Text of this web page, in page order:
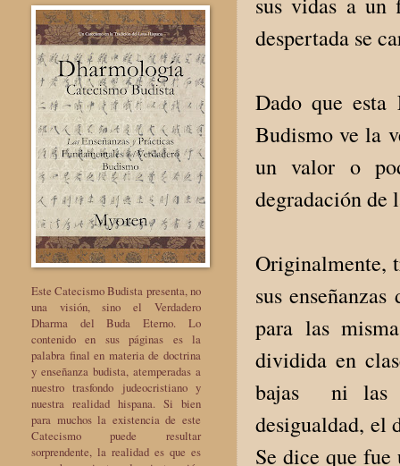
despertada se
Dado que esta
Budismo ve la
un valor o
degradación de
Originalmente,
sus
para las
dividida en
bajas ni las
desigualdad, el
Se dice que
Este Catecismo Budista presenta, no
una visión, sino el Verdadero
Dharma del Buda Eterno. Lo
contenido en sus páginas es la
palabra final en materia de doctrina
y enseñanza budista, atemperadas a
nuestro trasfondo judeocristiano y
nuestra realidad hispana. Si bien
para muchos la existencia de este
Catecismo puede resultar
sorprendente, la realidad es que es